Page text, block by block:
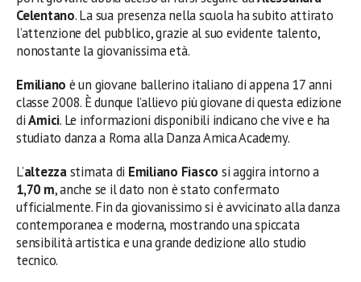
Celentano. La sua presenza nella scuola ha subito attirato
l’attenzione del pubblico, grazie al suo evidente talento,
nonostante la giovanissima età.
Emiliano è un giovane ballerino italiano di appena 17 anni
classe 2008. È dunque l’allievo più giovane di questa edizione
diAmici. Le informazioni disponibili indicano che vive e ha
studiato danza a Roma alla Danza Amica Academy.
L’altezzastimata di Emiliano Fiasco si aggira intorno a
1,70 m, anche se il dato non è stato confermato
ufficialmente. Fin da giovanissimo si è avvicinato alla danza
contemporanea e moderna, mostrando una spiccata
sensibilità artistica e una grande dedizione allo studio
tecnico.